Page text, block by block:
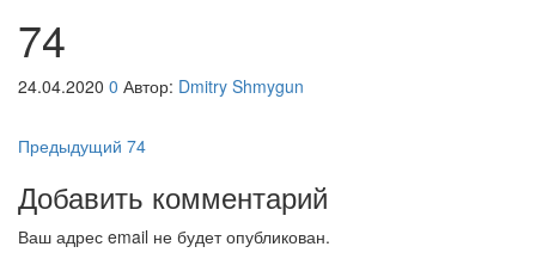
74
24.04.2020 0 Автор: Dmitry Shmygun
Навигация
по
записям
Предыдущая
Предыдущий 74
Добавить комментарий
Ваш адрес email не будет опубликован.